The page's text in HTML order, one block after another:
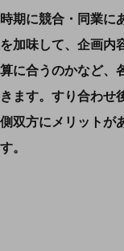
期に競合・同業に
加味して、企画内
に合うのかなど、
ます。すり合わせ
双方にメリットが
。